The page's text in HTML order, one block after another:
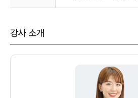
강사 소개